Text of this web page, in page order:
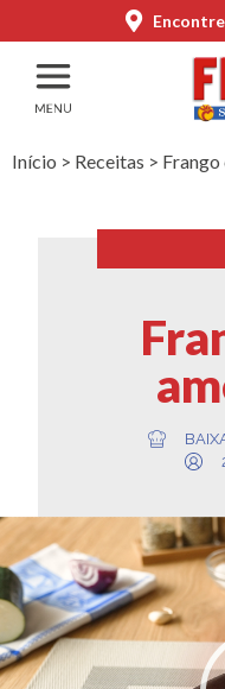
Início > Receitas > Frango